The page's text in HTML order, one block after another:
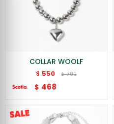
COLLAR WOOLF
$ 550 $ 790
$ 468